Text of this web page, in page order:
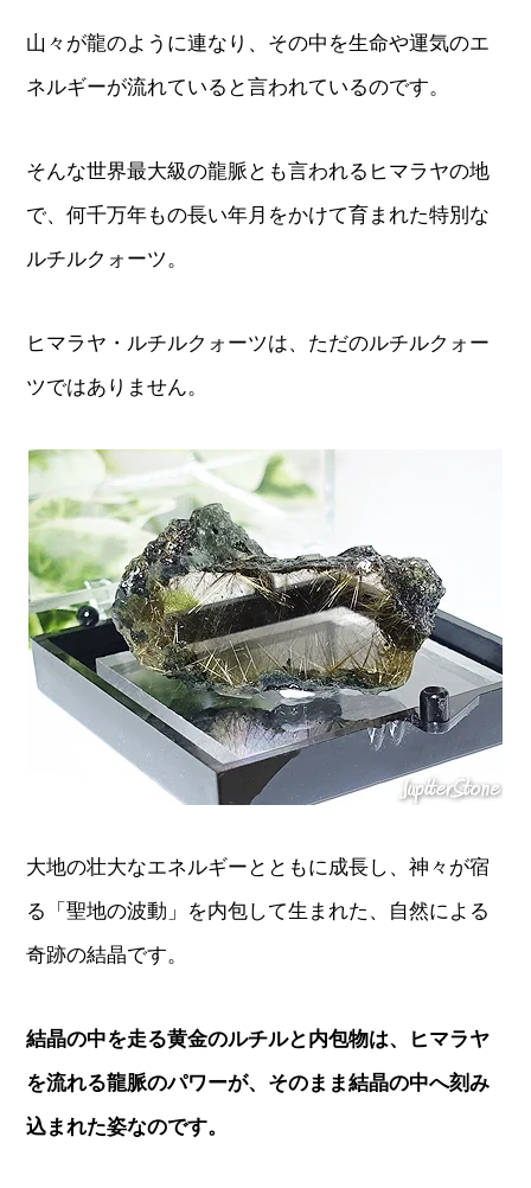
山々が龍のように連なり、その中を生命や運気のエ
ネルギーが流れていると言われているのです。
そんな世界最大級の龍脈とも言われるヒマラヤの地
で、何千万年もの長い年月をかけて育まれた特別な
ルチルクォーツ。
ヒマラヤ・ルチルクォーツは、ただのルチルクォー
ツではありません。
大地の壮大なエネルギーとともに成長し、神々が宿
る「聖地の波動」を内包して生まれた、自然による
奇跡の結晶です。
結晶の中を走る黄金のルチルと内包物は、ヒマラヤ
を流れる龍脈のパワーが、そのまま結晶の中へ刻み
込まれた姿なのです。